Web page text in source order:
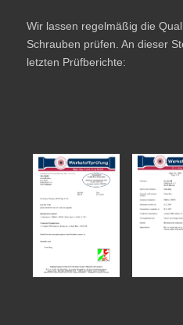
Wir lassen regelmäßig die
Schrauben prüfen. An dieser
letzten Prüfberichte: